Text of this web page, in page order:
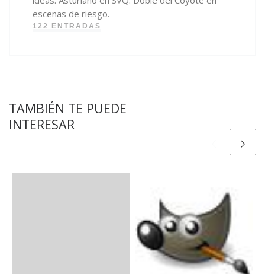
escenas de riesgo.
122 ENTRADAS
TAMBIÉN TE PUEDE
INTERESAR